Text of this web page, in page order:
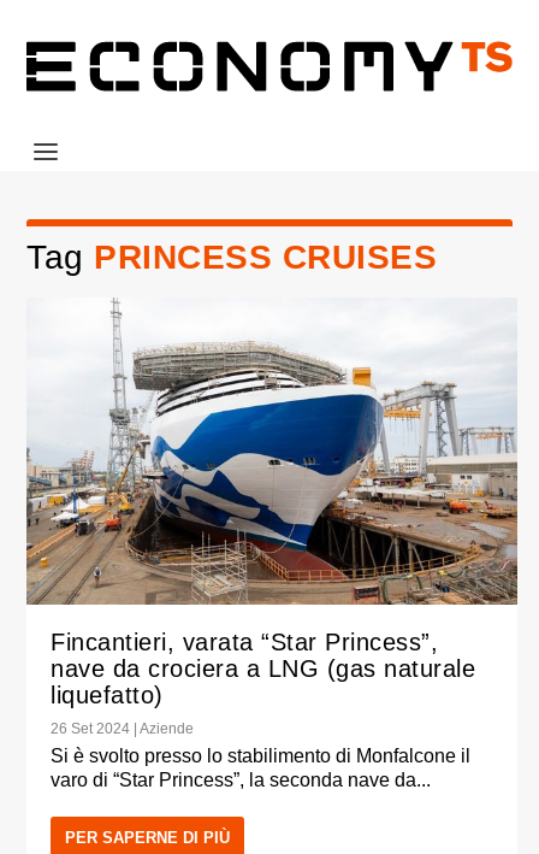
Tag PRINCESS CRUISES
Fincantieri, varata “Star Princess”,
nave da crociera a LNG (gas naturale
liquefatto)
26 Set 2024 |Aziende
Si è svolto presso lo stabilimento di Monfalcone il
varo di “Star Princess”, la seconda nave da...
PER SAPERNE DI PIÙ